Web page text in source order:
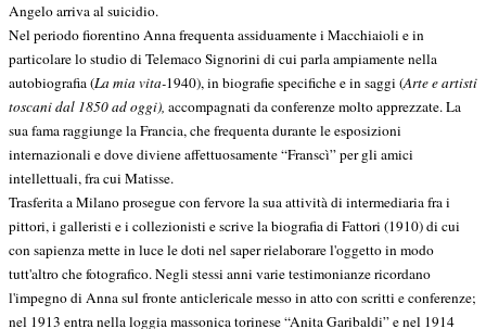
Angelo arriva al suicidio.
Nel periodo fiorentino Anna frequenta assiduamente i Macchiaioli e in
particolare lo studio di Telemaco Signorini di cui parla ampiamente nella
autobiografia (La mia vita-1940), in biografie specifiche e in saggi (Arte e artisti
toscani dal 1850 ad oggi), accompagnati da conferenze molto apprezzate. La
sua fama raggiunge la Francia, che frequenta durante le esposizioni
internazionali e dove diviene affettuosamente “Franscì” per gli amici
intellettuali, fra cui Matisse.
Trasferita a Milano prosegue con fervore la sua attività di intermediaria fra i
pittori, i galleristi e i collezionisti e scrive la biografia di Fattori (1910) di cui
con sapienza mette in luce le doti nel saper rielaborare l'oggetto in modo
tutt'altro che fotografico. Negli stessi anni varie testimonianze ricordano
l'impegno di Anna sul fronte anticlericale messo in atto con scritti e conferenze;
nel 1913 entra nella loggia massonica torinese “Anita Garibaldi” e nel 1914